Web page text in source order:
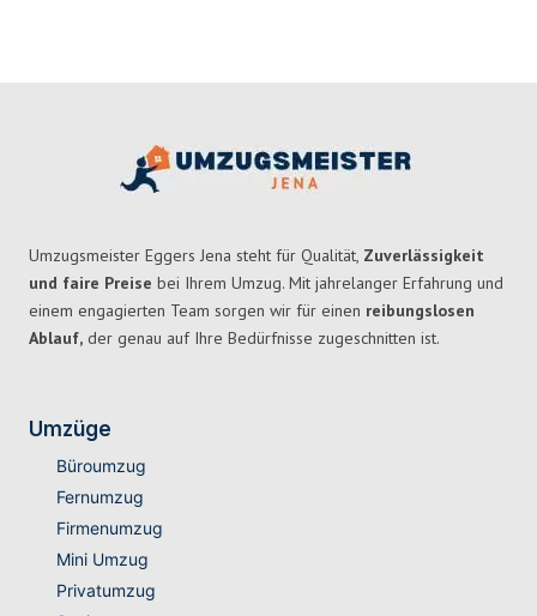
Umzugsmeister Eggers Jena steht für Qualität, Zuverlässigkeit
und faire Preise bei Ihrem Umzug. Mit jahrelanger Erfahrung und
einem engagierten Team sorgen wir für einen reibungslosen
Ablauf, der genau auf Ihre Bedürfnisse zugeschnitten ist.
Umzüge
Büroumzug
Fernumzug
Firmenumzug
Mini Umzug
Privatumzug